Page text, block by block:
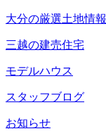
大分の厳選土地情報
三越の建売住宅
モデルハウス
スタッフブログ
お知らせ